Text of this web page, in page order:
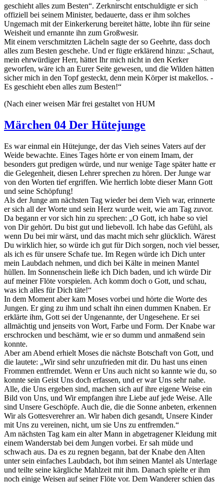
geschieht alles zum Besten“. Zerknirscht entschuldigte er sich
offiziell bei seinem Minister, bedauerte, dass er ihm solches
Ungemach mit der Einkerkerung bereitet hätte, lobte ihn für seine
Weisheit und ernannte ihn zum Großwesir.
Mit einem verschmitzten Lächeln sagte der so Geehrte, dass doch
alles zum Besten geschehe. Und er fügte erklärend hinzu: „Schaut,
mein ehrwürdiger Herr, hättet Ihr mich nicht in den Kerker
geworfen, wäre ich an Eurer Seite gewesen, und die Wilden hätten
sicher mich in den Topf gesteckt, denn mein Körper ist makellos. -
Es geschieht eben alles zum Besten!“
(Nach einer weisen Mär frei gestaltet von HUM
Märchen 04 Der Hütejunge
Es war einmal ein Hütejunge, der das Vieh seines Vaters auf der
Weide bewachte. Eines Tages hörte er von einem Imam, der
besonders gut predigen würde, und nur wenige Tage später hatte er
die Gelegenheit, diesen Lehrer sprechen zu hören. Der Junge war
von den Worten tief ergriffen. Wie herrlich lobte dieser Mann Gott
und seine Schöpfung!
Als der Junge am nächsten Tag wieder bei dem Vieh war, erinnerte
er sich all der Worte und sein Herz wurde weit, wie am Tag zuvor.
Da begann er vor sich hin zu sprechen: „O Gott, ich habe so viel
von Dir gehört. Du bist gut und liebevoll. Ich habe das Gefühl, als
wenn Du bei mir wärst, und das macht mich sehr glücklich. Wärest
Du wirklich hier, so würde ich gut für Dich sorgen, noch viel besser,
als ich es für unsere Schafe tue. Im Regen würde ich Dich unter
mein Laubdach nehmen, und dich bei Kälte in meinen Mantel
hüllen. Im Sonnenschein ließe ich Dich baden, und ich würde Dir
auf meiner Flöte vorspielen. Ach komm doch o Gott, und schau,
was ich alles für Dich täte!“
In dem Moment aber kam Moses vorbei und hörte die Worte des
Jungen. Er ging zu ihm und schalt ihn einen dummen Knaben. Er
erklärte ihm, Gott sei der Ungenannte, der Ungesehene. Er sei
allmächtig und jenseits von Wort, Farbe und Form. Der Knabe war
erschrocken und beschämt, wie er so dumm und anmaßend sein
konnte.
Aber am Abend erhielt Moses die nächste Botschaft von Gott, und
die lautete: „Wir sind sehr unzufrieden mit dir. Du hast uns einen
Frommen entfremdet. Wenn er Uns auch nicht so kannte wie du, so
konnte sein Geist Uns doch erfassen, und er war Uns sehr nahe.
Alle, die Uns ergeben sind, machen sich auf ihre eigene Weise ein
Bild von Uns, und Wir empfangen ihre Liebe auf jede Weise. Alle
sind Unsere Geschöpfe. Auch die, die die Sonne anbeten, erkennen
Wir als Gottesverehrer an. Wir haben dich gesandt, Unsere Kinder
mit Uns zu vereinen, nicht, um sie Uns zu entfremden.“
Am nächsten Tag kam ein alter Mann in abgetragener Kleidung mit
einem Wanderstab bei dem Jungen vorbei. Er sah müde und
schwach aus. Da es zu regnen begann, bat der Knabe den Alten
unter sein einfaches Laubdach, bot ihm seinen Mantel als Unterlage
und teilte seine kärgliche Mahlzeit mit ihm. Danach spielte er ihm
noch einige Weisen auf seiner Flöte vor. Dem Wanderer schien das